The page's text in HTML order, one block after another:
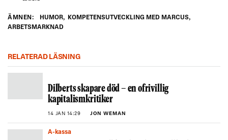
ÄMNEN: HUMOR, KOMPETENSUTVECKLING MED MARCUS,
ARBETSMARKNAD
RELATERAD LÄSNING
Dilberts skapare död – en ofrivillig
kapitalismkritiker
14 JAN 14:29 JON WEMAN
A-kassa